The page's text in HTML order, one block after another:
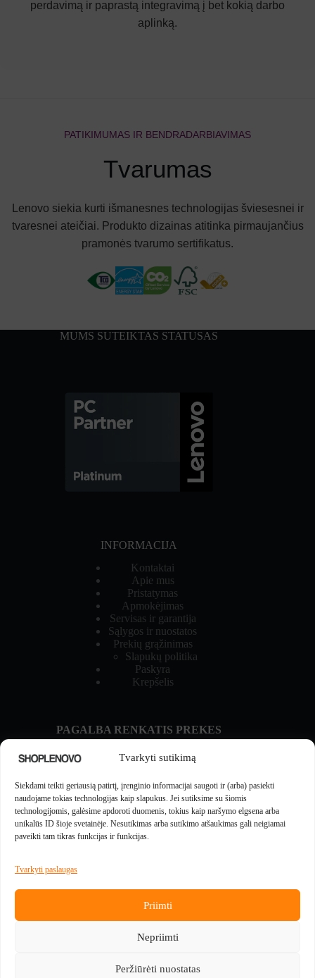
Tvarkyti sutikimą
Siekdami teikti geriausią patirtį, įrenginio informacijai saugoti ir (arba) pasiekti
naudojame tokias technologijas kaip slapukus. Jei sutiksime su šiomis
technologijomis, galėsime apdoroti duomenis, tokius kaip naršymo elgsena arba
unikalūs ID šioje svetainėje. Nesutikimas arba sutikimo atšaukimas gali neigiamai
paveikti tam tikras funkcijas ir funkcijas.
Tvarkyti paslaugas
Priimti
Nepriimti
Peržiūrėti nuostatas
perdavimą ir paprastą integravimą į bet kokią darbo
aplinką.
PATIKIMUMAS IR BENDRADARBIAVIMAS
Tvarumas
Lenovo siekia kurti išmanesnes technologijas šviesesnei ir
tvaresnei ateičiai. Produkto dizainas atitinka pirmaujančius
pramonės tvarumo sertifikatus.
MUMS SUTEIKTAS STATUSAS
INFORMACIJA
Kontaktai
Apie mus
Pristatymas
Apmokėjimas
Servisas ir garantija
Sąlygos ir nuostatos
Prekių grąžinimas
Slapukų politika
Paskyra
Krepšelis
PAGALBA RENKATIS PREKES
Prekių palyginimas
NAUJIENOS IR GIDAI
Naujienos
MOKĖJIMUS APTARNAUJA